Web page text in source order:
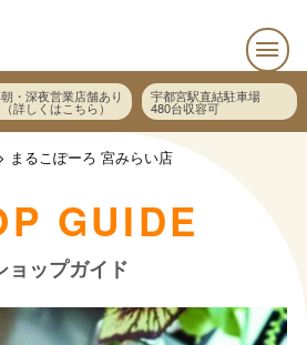
・深夜営業店舗あり
（詳しくはこちら）
宇都宮駅直結駐車場
480台収容可
まるこぽーろ 宮みらい店
GUIDE
ョップガイド